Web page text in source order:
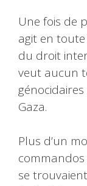
Une fois de
agit en
du droit
veut aucun
Gaza.
Plus d’un
se